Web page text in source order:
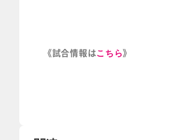
《試合情報はこちら》